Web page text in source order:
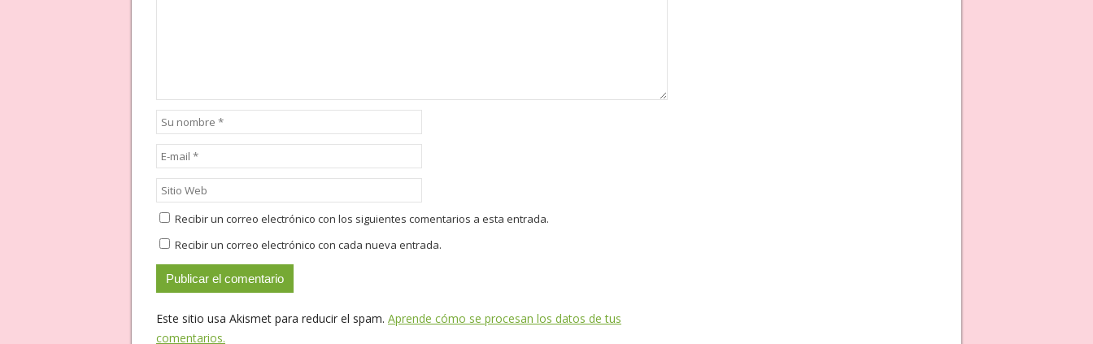
Recibir un correo electrónico con los siguientes comentarios a esta entrada.
Recibir un correo electrónico con cada nueva entrada.
Este sitio usa Akismet para reducir el spam. Aprende cómo se procesan los datos de tus
comentarios.